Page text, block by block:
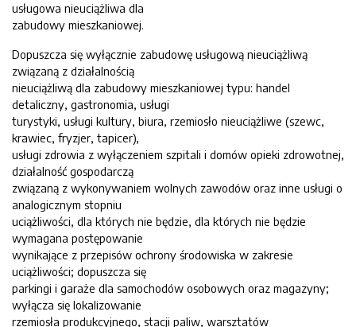
usługowa nieuciążliwa dla
zabudowy mieszkaniowej.
Dopuszcza się wyłącznie zabudowę usługową nieuciążliwą
związaną z działalnością
nieuciążliwą dla zabudowy mieszkaniowej typu: handel
detaliczny, gastronomia, usługi
turystyki, usługi kultury, biura, rzemiosło nieuciążliwe (szewc,
krawiec, fryzjer, tapicer),
usługi zdrowia z wyłączeniem szpitali i domów opieki zdrowotnej,
działalność gospodarczą
związaną z wykonywaniem wolnych zawodów oraz inne usługi o
analogicznym stopniu
uciążliwości, dla których nie będzie, dla których nie będzie
wymagana postępowanie
wynikające z przepisów ochrony środowiska w zakresie
uciążliwości; dopuszcza się
parkingi i garaże dla samochodów osobowych oraz magazyny;
wyłącza się lokalizowanie
rzemiosła produkcyjnego, stacji paliw, warsztatów